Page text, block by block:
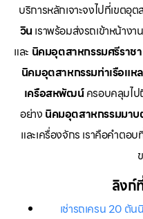
บริการหลักเจาะจงไปที่เขตอุ
วิน เราพร้อมส่งรถเข้าหน้างา
และ นิคมอุตสาหกรรมศรีราชา
นิคมอุตสาหกรรมท่าเรือแห
เครือสหพัฒน์ครอบคลุมไป
อย่าง นิคมอุตสาหกรรมมา
และเครื่องจักร เราคือคำตอ
ลิงก์
เช่ารถเครน 20 ตั